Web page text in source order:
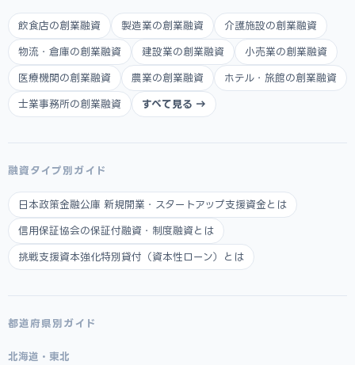
飲食店の創業融資 製造業の創業融資 介護施設の創業融資
物流・倉庫の創業融資 建設業の創業融資 小売業の創業融資
医療機関の創業融資 農業の創業融資 ホテル・旅館の創業融資
士業事務所の創業融資 すべて見る →
融資タイプ別ガイド
日本政策金融公庫 新規開業・スタートアップ支援資金とは
信用保証協会の保証付融資・制度融資とは
挑戦支援資本強化特別貸付（資本性ローン）とは
都道府県別ガイド
北海道・東北